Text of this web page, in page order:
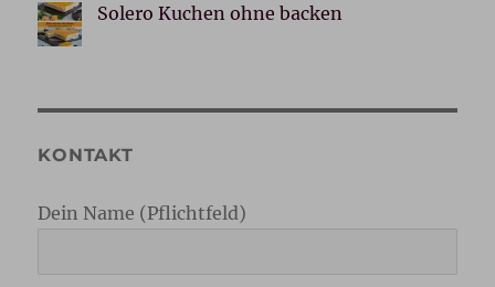
Solero Kuchen ohne backen
KONTAKT
Dein Name (Pflichtfeld)